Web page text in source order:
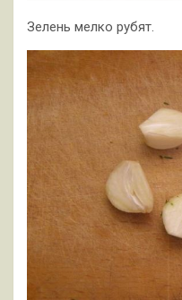
Зелень мелко рубят.